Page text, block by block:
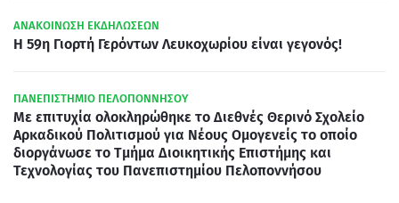
ΑΝΑΚΟΙΝΩΣΗ ΕΚΔΗΛΩΣΕΩΝ
Η 59η Γιορτή Γερόντων Λευκοχωρίου είναι γεγονός!
ΠΑΝΕΠΙΣΤΗΜΙΟ ΠΕΛΟΠΟΝΝΗΣΟΥ
Με επιτυχία ολοκληρώθηκε το Διεθνές Θερινό Σχολείο
Αρκαδικού Πολιτισμού για Νέους Ομογενείς το οποίο
διοργάνωσε το Τμήμα Διοικητικής Επιστήμης και
Τεχνολογίας του Πανεπιστημίου Πελοποννήσου